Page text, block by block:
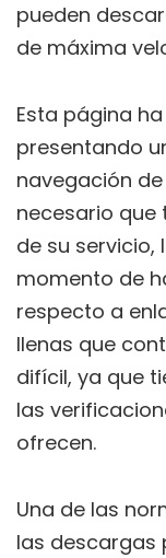
pueden
de máxima
Esta página
presentando
navegación
necesario que
de su servicio,
momento de
respecto a
llenas que
difícil, ya que
las
ofrecen.
Una de las
las descargas